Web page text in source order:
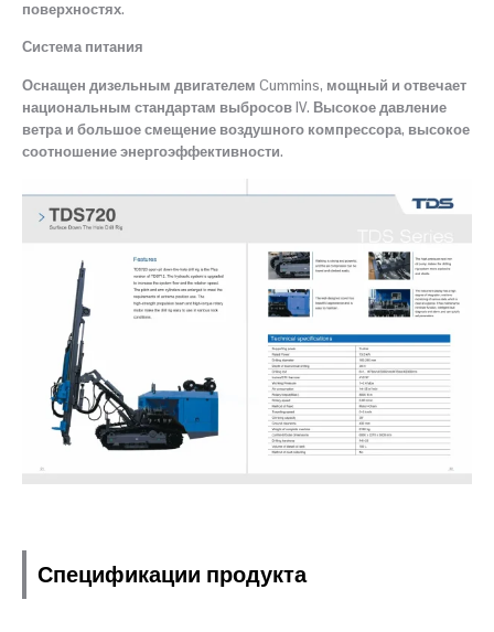
поверхностях.
Система питания
Оснащен дизельным двигателем Cummins, мощный и отвечает
национальным стандартам выбросов IV. Высокое давление
ветра и большое смещение воздушного компрессора, высокое
соотношение энергоэффективности.
Спецификации продукта